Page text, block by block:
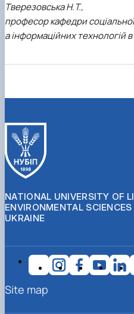
Тверезовська Н.Т.,
професор кафедри
а інформаційних технологій в
NATIONAL UNIVERSITY OF
ENVIRONMENTAL SCIENCES
UKRAINE
Site map